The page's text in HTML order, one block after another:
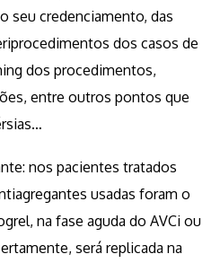
seu credenciamento, das
dos casos de
dos procedimentos,
entre outros pontos que
nos pacientes tratados
usadas foram o
na fase aguda do AVCi ou
será replicada na